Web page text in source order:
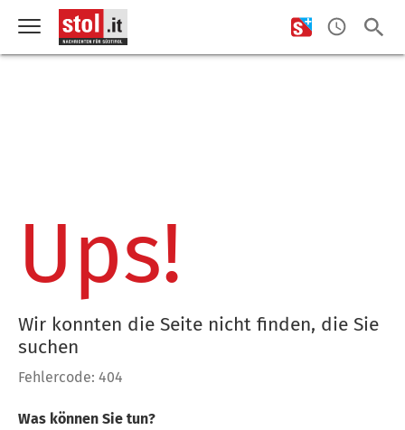
Ups!
Wir konnten die Seite nicht finden, die Sie
suchen
Fehlercode: 404
Was können Sie tun?